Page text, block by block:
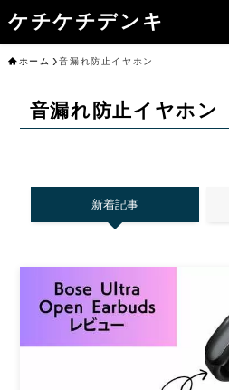
ケチケチデンキ
ホーム 音漏れ防止イヤホン
音漏れ防止イヤホン
新着記事